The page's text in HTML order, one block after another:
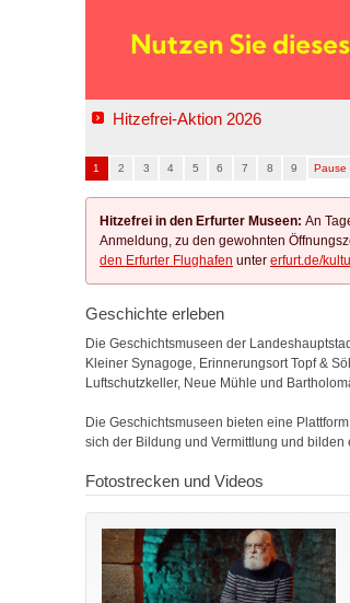
Hitzefrei-Aktion 2026
1
2 3 4 5 6 7 8 9 Pause
Hitzefrei in den Erfurter Museen: An
Anmeldung, zu den gewohnten
den Erfurter Flughafen unter erfurt.de/
Geschichte erleben
Die Geschichtsmuseen der
Kleiner Synagoge, Erinnerungsort Topf &
Luftschutzkeller, Neue Mühle und
Die Geschichtsmuseen bieten eine
sich der Bildung und Vermittlung und
Fotostrecken und Videos